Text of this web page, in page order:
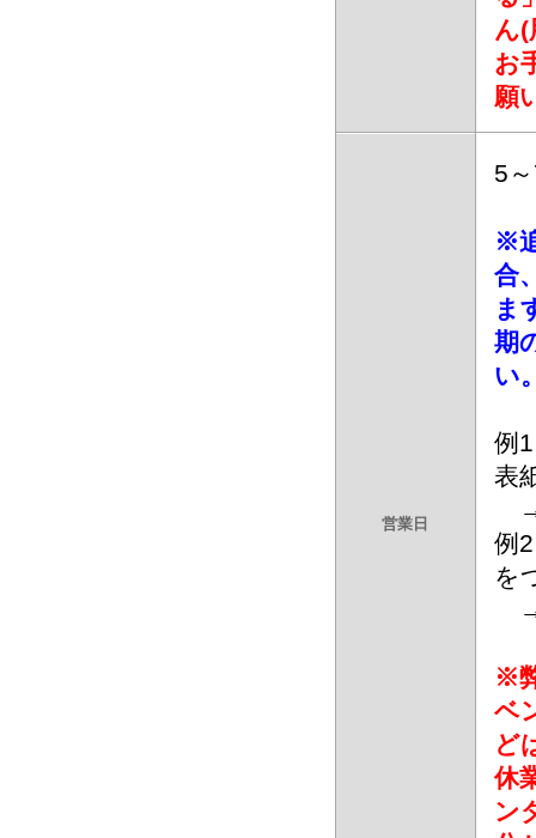
ん
お
願
営業日
5
※
合
ま
期
い
例
表
→
例
を
→
※
ベ
ど
休
ン